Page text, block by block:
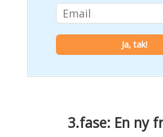
3.fase: En ny